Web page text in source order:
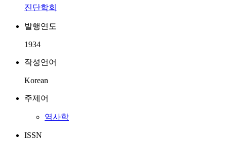
진단학회
발행연도
1934
작성언어
Korean
주제어
역사학
ISSN